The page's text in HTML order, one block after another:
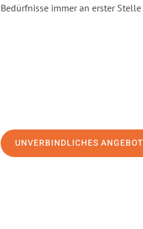
Bedürfnisse immer an erster
UNVERBINDLICHES